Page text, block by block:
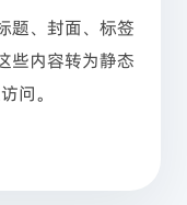
题、封面、标签
些内容转为静态
问。